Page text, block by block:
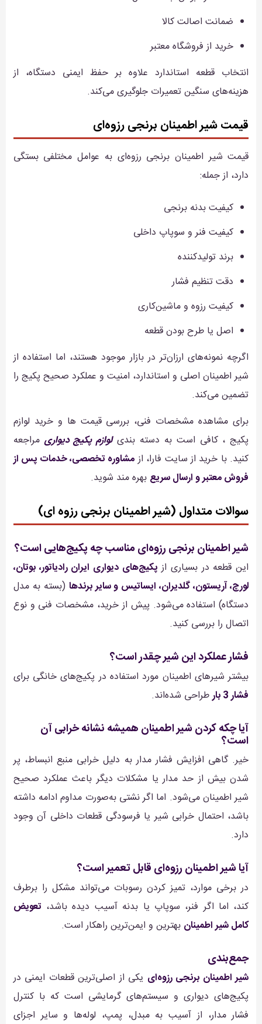
ضمانت اصالت کالا
خرید از فروشگاه معتبر
انتخاب قطعه استاندارد علاوه بر حفظ ایمنی دستگاه، از
هزینه‌های سنگین تعمیرات جلوگیری می‌کند.
قیمت شیر اطمینان برنجی رزوه‌ای
قیمت شیر اطمینان برنجی رزوه‌ای به عوامل مختلفی بستگی
دارد، از جمله:
کیفیت بدنه برنجی
کیفیت فنر و سوپاپ داخلی
برند تولیدکننده
دقت تنظیم فشار
کیفیت رزوه و ماشین‌کاری
اصل یا طرح بودن قطعه
اگرچه نمونه‌های ارزان‌تر در بازار موجود هستند، اما استفاده از
شیر اطمینان اصلی و استاندارد، امنیت و عملکرد صحیح پکیج را
تضمین می‌کند.
برای مشاهده مشخصات فنی، بررسی قیمت ها و خرید لوازم
پکیج ، کافی است به دسته بندیلوازم پکیج دیواریمراجعه
کنید. با خرید از سایت فارا، ازمشاوره تخصصی، خدمات پس از
فروش معتبر و ارسال سریع بهره مند شوید.
سوالات متداول (شیر اطمینان برنجی رزوه ای)
شیر اطمینان برنجی رزوه‌ای مناسب چه پکیج‌هایی است؟
این قطعه در بسیاری از پکیج‌های دیواری ایران رادیاتور، بوتان،
لورچ، آریستون، گلدیران، ایساتیس و سایر برندها (بسته به مدل
دستگاه) استفاده می‌شود. پیش از خرید، مشخصات فنی و نوع
اتصال را بررسی کنید.
فشار عملکرد این شیر چقدر است؟
بیشتر شیرهای اطمینان مورد استفاده در پکیج‌های خانگی برای
فشار 3 بار
طراحی شده‌اند.
آیا چکه کردن شیر اطمینان همیشه نشانه خرابی آن
است؟
خیر. گاهی افزایش فشار مدار به دلیل خرابی منبع انبساط، پر
شدن بیش از حد مدار یا مشکلات دیگر باعث عملکرد صحیح
شیر اطمینان می‌شود. اما اگر نشتی به‌صورت مداوم ادامه داشته
باشد، احتمال خرابی شیر یا فرسودگی قطعات داخلی آن وجود
دارد.
آیا شیر اطمینان رزوه‌ای قابل تعمیر است؟
در برخی موارد، تمیز کردن رسوبات می‌تواند مشکل را برطرف
کند، اما اگر فنر، سوپاپ یا بدنه آسیب دیده باشد، تعویض
کامل شیر اطمینان بهترین و ایمن‌ترین راهکار است.
جمع‌بندی
شیر اطمینان برنجی رزوه‌ای یکی از اصلی‌ترین قطعات ایمنی در
پکیج‌های دیواری و سیستم‌های گرمایشی است که با کنترل
فشار مدار، از آسیب به مبدل، پمپ، لوله‌ها و سایر اجزای